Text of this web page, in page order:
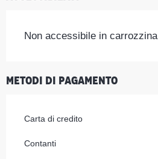
Non accessibile in carrozzina
Metodi di pagamento
Carta di credito
Contanti